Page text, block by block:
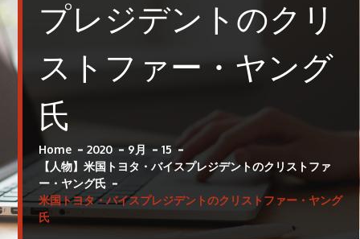
プレジデントのクリ
ストファー・ヤング
氏
Home 2020 9月
15
【人物】米国トヨタ・バイスプレジデントのクリストファ
ー・ヤング氏
米国トヨタ・バイスプレジデントのクリストファー・ヤング
氏